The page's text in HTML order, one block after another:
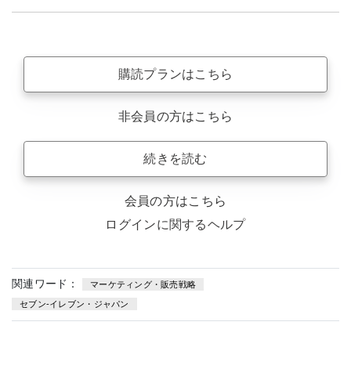
購読プランはこちら
非会員の方はこちら
続きを読む
会員の方はこちら
ログインに関するヘルプ
関連ワード： マーケティング・販売戦略
セブン-イレブン・ジャパン